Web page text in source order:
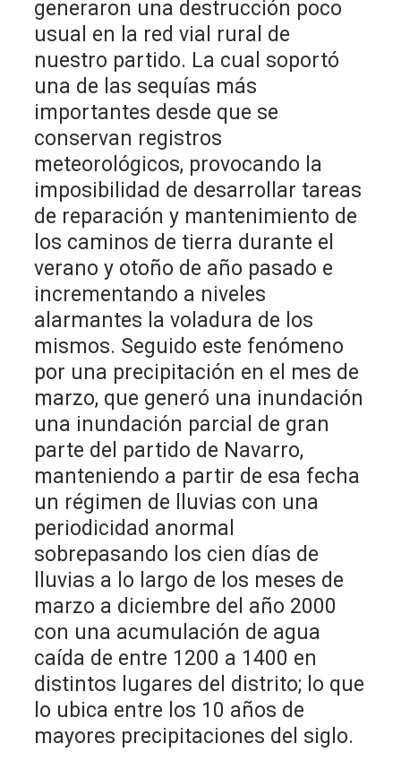
generaron una destrucción poco
usual en la red vial rural de
nuestro partido. La cual soportó
una de las sequías más
importantes desde que se
conservan registros
meteorológicos, provocando la
imposibilidad de desarrollar tareas
de reparación y mantenimiento de
los caminos de tierra durante el
verano y otoño de año pasado e
incrementando a niveles
alarmantes la voladura de los
mismos. Seguido este fenómeno
por una precipitación en el mes de
marzo, que generó una inundación
una inundación parcial de gran
parte del partido de Navarro,
manteniendo a partir de esa fecha
un régimen de lluvias con una
periodicidad anormal
sobrepasando los cien días de
lluvias a lo largo de los meses de
marzo a diciembre del año 2000
con una acumulación de agua
caída de entre 1200 a 1400 en
distintos lugares del distrito; lo que
lo ubica entre los 10 años de
mayores precipitaciones del siglo.